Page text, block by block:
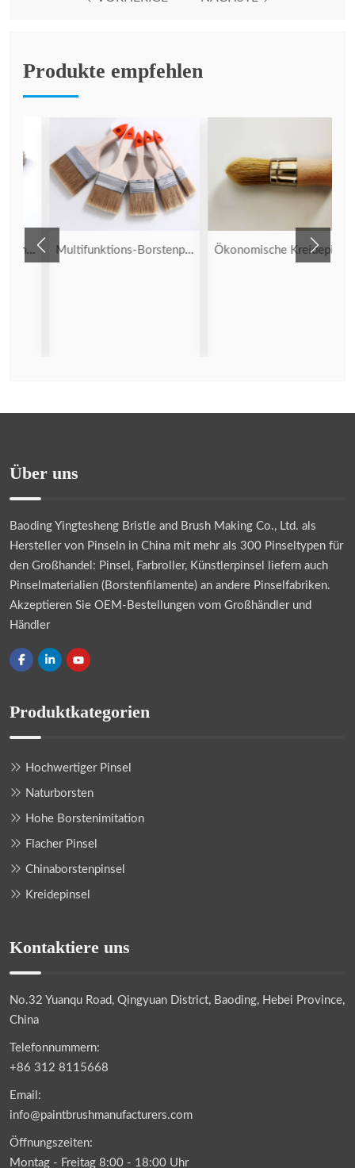
Produkte empfehlen
Multifunktions-Borstenpinsel Ökonomische Kreidepinsel
Über uns
Baoding Yingtesheng Bristle and Brush Making Co., Ltd. als
Hersteller von Pinseln in China mit mehr als 300 Pinseltypen für
den Großhandel: Pinsel, Farbroller, Künstlerpinsel liefern auch
Pinselmaterialien (Borstenfilamente) an andere Pinselfabriken.
Akzeptieren Sie OEM-Bestellungen vom Großhändler und
Händler
Produktkategorien
Hochwertiger Pinsel
Naturborsten
Hohe Borstenimitation
Flacher Pinsel
Chinaborstenpinsel
Kreidepinsel
Kontaktiere uns
No.32 Yuanqu Road, Qingyuan District, Baoding, Hebei Province,
China
Telefonnummern:
+86 312 8115668
Email:
info@paintbrushmanufacturers.com
Öffnungszeiten:
Montag - Freitag 8:00 - 18:00 Uhr